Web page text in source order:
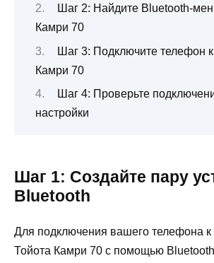
Шаг 2: Найдите Bluetooth-
Камри 70
Шаг 3: Подключите телефон
Камри 70
Шаг 4: Проверьте
настройки
Шаг 1: Создайте пару
Bluetooth
Для подключения вашего телефона
Тойота Камри 70 с помощью